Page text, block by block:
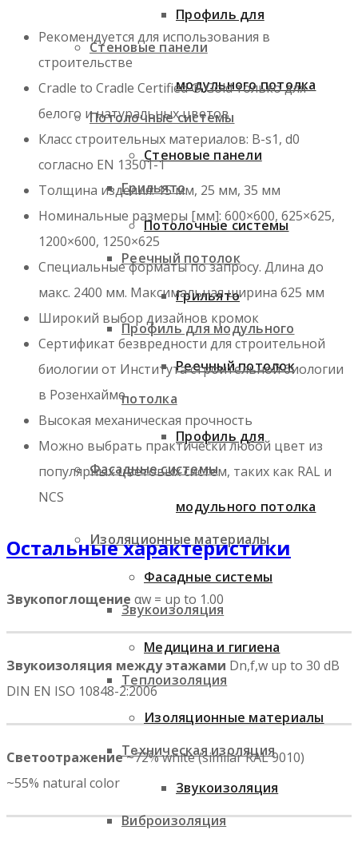
Стеновые панели
Потолочные системы
Грильято
Реечный потолок
Профиль для модульного
потолка
Фасадные системы
Изоляционные материалы
Звукоизоляция
Теплоизоляция
Техническая изоляция
Виброизоляция
Профиль для
модульного потолка
Стеновые панели
Потолочные системы
Грильято
Реечный потолок
Профиль для
модульного потолка
Фасадные системы
Медицина и гигиена
Изоляционные материалы
Звукоизоляция
Рекомендуется для использования в
строительстве
Cradle to Cradle Certified ® Gold только для
белого и натуральных цветов
Класс строительных материалов: B-s1, d0
согласно EN 13501-1
Толщина изделия: 15 мм, 25 мм, 35 мм
Номинальные размеры [мм]: 600×600, 625×625,
1200×600, 1250×625
Специальные форматы по запросу. Длина до
макс. 2400 мм. Максимальная ширина 625 мм
Широкий выбор дизайнов кромок
Сертификат безвредности для строительной
биологии от Института строительной биологии
в Розенхайме
Высокая механическая прочность
Можно выбрать практически любой цвет из
популярных цветовых систем, таких как RAL и
NCS
Остальные характеристики
Звукопоглощение αw = up to 1.00
Звукоизоляция между этажами Dn,f,w up to 30 dB
DIN EN ISO 10848-2:2006
Светоотражение~72% white (similar RAL 9010)
~55% natural color